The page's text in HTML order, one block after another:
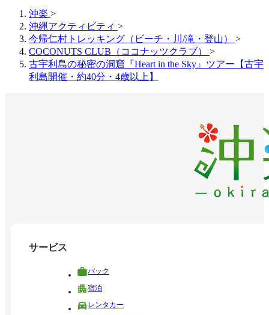
沖楽 >
沖縄アクティビティ >
今帰仁村トレッキング（ビーチ・川/滝・登山） >
COCONUTS CLUB（ココナッツクラブ） >
古宇利島の秘密の洞窟『Heart in the Sky』ツアー【古宇
利島開催・約40分・4歳以上】
サービス
パック
宿泊
レンタカー